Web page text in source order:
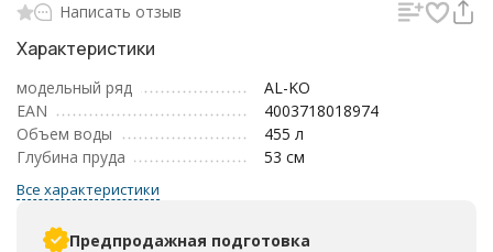
Написать отзыв
Характеристики
модельный ряд
AL-KO
EAN
4003718018974
Объем воды
455 л
Глубина пруда
53 см
Все характеристики
Предпродажная подготовка